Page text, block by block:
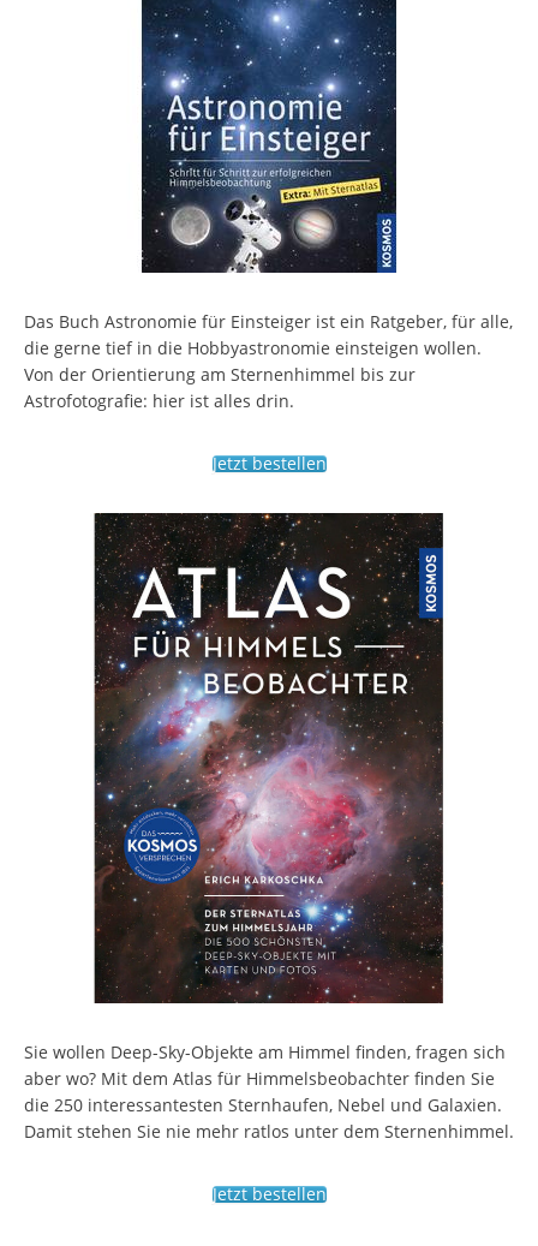
Das Buch Astronomie für Einsteiger ist ein Ratgeber, für alle,
die gerne tief in die Hobbyastronomie einsteigen wollen.
Von der Orientierung am Sternenhimmel bis zur
Astrofotografie: hier ist alles drin.
Jetzt bestellen
Sie wollen Deep-Sky-Objekte am Himmel finden, fragen sich
aber wo? Mit dem Atlas für Himmelsbeobachter finden Sie
die 250 interessantesten Sternhaufen, Nebel und Galaxien.
Damit stehen Sie nie mehr ratlos unter dem Sternenhimmel.
Jetzt bestellen